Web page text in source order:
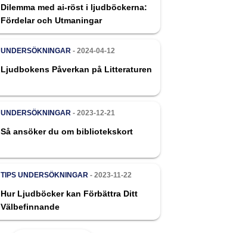
Dilemma med ai-röst i ljudböckerna:
Fördelar och Utmaningar
UNDERSÖKNINGAR - 2024-04-12
Ljudbokens Påverkan på Litteraturen
UNDERSÖKNINGAR - 2023-12-21
Så ansöker du om bibliotekskort
TIPS UNDERSÖKNINGAR - 2023-11-22
Hur Ljudböcker kan Förbättra Ditt
Välbefinnande